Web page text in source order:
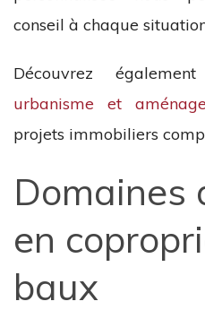
conseil à chaque
Découvrez
urbanisme et
projets immobiliers
Domaines
en
baux